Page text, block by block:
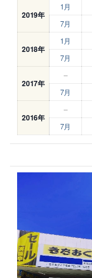
2019年
1月
7月
2018年
1月
7月
2017年
–
7月
2016年
–
7月